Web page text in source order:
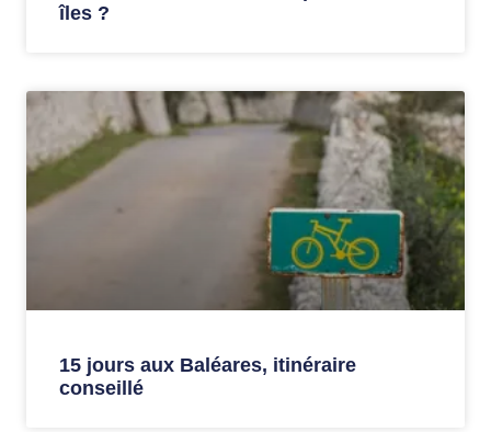
îles ?
15 jours aux Baléares, itinéraire
conseillé